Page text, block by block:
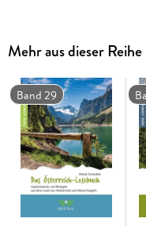
Gunhild Hexamer
mit spannenden
präsentiert so all die
Kanadas so einzigartig
mehr als 20
dieses Kanada-
Lesevergnügen und
Mehr aus dieser Reihe
Band 29